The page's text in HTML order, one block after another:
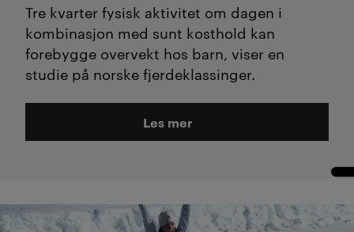
Tre kvarter fysisk aktivitet om dagen i
kombinasjon med sunt kosthold kan
forebygge overvekt hos barn, viser en
studie på norske fjerdeklassinger.
Les mer